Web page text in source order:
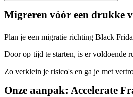
Migreren vóór een drukke
Plan je een migratie richting Black
Door op tijd te starten, is er voldoende
Zo verklein je risico's en ga je met
Onze aanpak: Accelerate